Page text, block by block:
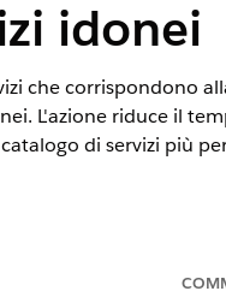
idonei
che corrispondono
L'azione riduce il
di servizi più
Edition con licenza